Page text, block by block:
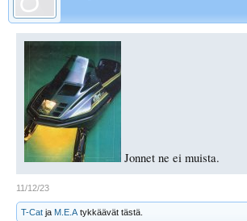
Jonnet ne ei muista.
11/12/23
T-Cat ja M.E.A tykkäävät tästä.